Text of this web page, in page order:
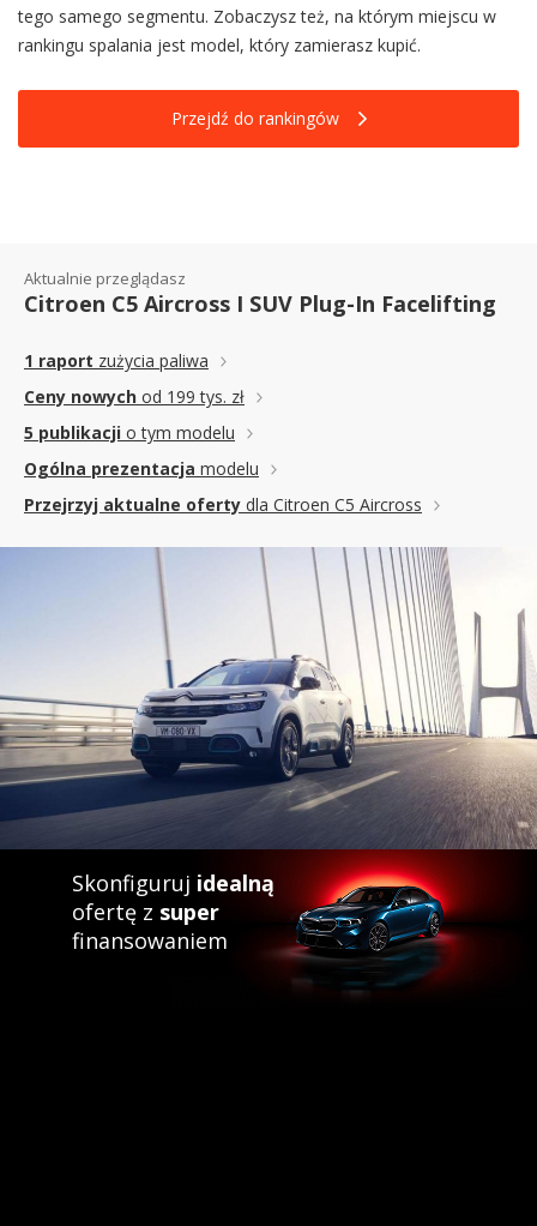
tego samego segmentu. Zobaczysz też, na którym miejscu w
rankingu spalania jest model, który zamierasz kupić.
Przejdź do rankingów
Aktualnie przeglądasz
Citroen C5 Aircross I SUV Plug-In Facelifting
1 raport zużycia paliwa
Ceny nowych od 199 tys. zł
5 publikacji o tym modelu
Ogólna prezentacja modelu
Przejrzyj aktualne oferty dla Citroen C5 Aircross
Skonfiguruj idealną
ofertę z super
finansowaniem